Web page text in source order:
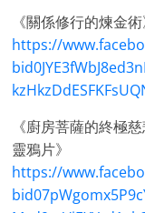
《關係修行的煉金術
https://
《廚房菩薩的終極
靈鴉片》
https://